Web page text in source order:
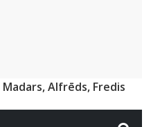
Madars, Alfrēds, Fredis